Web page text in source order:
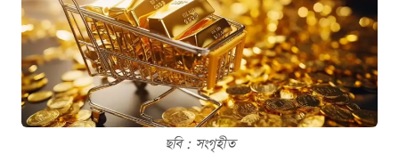
ছবি : সংগৃহীত